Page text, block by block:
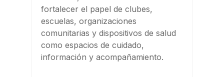
fortalecer el papel de clubes,
escuelas, organizaciones
comunitarias y dispositivos de salud
como espacios de cuidado,
información y acompañamiento.